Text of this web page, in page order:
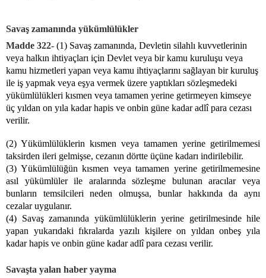
Savaş zamanında yükümlülükler
Madde 322- (1) Savaş zamanında, Devletin silahlı kuvvetlerinin
veya halkın ihtiyaçları için Devlet veya bir kamu kuruluşu veya
kamu hizmetleri yapan veya kamu ihtiyaçlarını sağlayan bir kuruluş
ile iş yapmak veya eşya vermek üzere yaptıkları sözleşmedeki
yükümlülükleri kısmen veya tamamen yerine getirmeyen kimseye
üç yıldan on yıla kadar hapis ve onbin güne kadar adlî para cezası
verilir.
(2) Yükümlülüklerin kısmen veya tamamen yerine getirilmemesi
taksirden ileri gelmişse, cezanın dörtte üçüne kadarı indirilebilir.
(3) Yükümlülüğün kısmen veya tamamen yerine getirilmemesine
asıl yükümlüler ile aralarında sözleşme bulunan aracılar veya
bunların temsilcileri neden olmuşsa, bunlar hakkında da aynı
cezalar uygulanır.
(4) Savaş zamanında yükümlülüklerin yerine getirilmesinde hile
yapan yukarıdaki fıkralarda yazılı kişilere on yıldan onbeş yıla
kadar hapis ve onbin güne kadar adlî para cezası verilir.
Savaşta yalan haber yayma